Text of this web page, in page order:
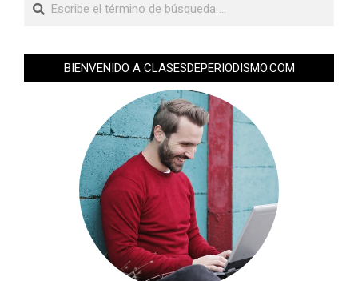
BIENVENIDO A CLASESDEPERIODISMO.COM